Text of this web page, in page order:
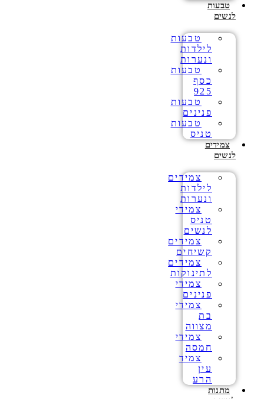
טבעות
לנשים
טבעות
לילדות
ונערות
טבעות
כסף
925
טבעות
פנינים
טבעות
טניס
צמידים
לנשים
צמידים
לילדות
ונערות
צמידי
טניס
לנשים
צמידים
קשיחים
צמידים
לתינוקות
צמידי
פנינים
צמידי
בת
מצווה
צמידי
חמסה
צמיד
עין
הרע
מתנות